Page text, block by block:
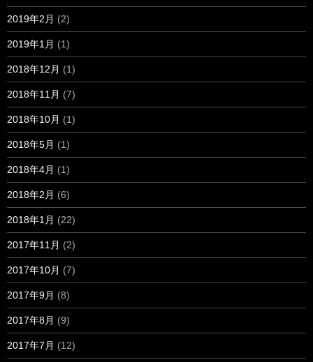
2019年2月 (2)
2019年1月 (1)
2018年12月 (1)
2018年11月 (7)
2018年10月 (1)
2018年5月 (1)
2018年4月 (1)
2018年2月 (6)
2018年1月 (22)
2017年11月 (2)
2017年10月 (7)
2017年9月 (8)
2017年8月 (9)
2017年7月 (12)